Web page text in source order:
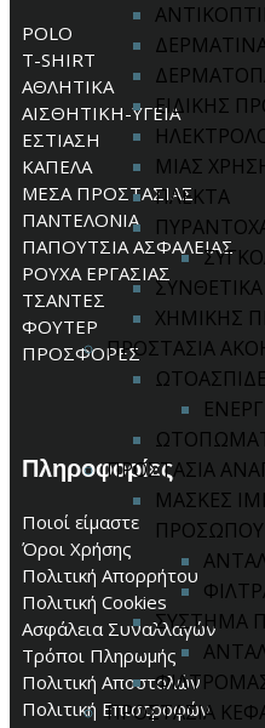
ΕΙΔΙΚΗΣ
ΜΙΑΣ
ΠΛΕΚΤΑ
ΣΥΝΘΕΤΙΚΑ
ΧΗΜΙΚΗΣ
ΠΡΟΣΤΑΣΙΑ
ΠΡΟΣΤΑΣΙΑ
ΜΑΣΚΕΣ
ΠΡΟΣΩΠΟΥ
ΣΥΣΤΗΜΑ
ΠΡΟΣΤΑΣΙΑ
POLO
T-SHIRT
ΑΘΛΗΤΙΚΑ
ΑΙΣΘΗΤΙΚΗ-ΥΓΕΙΑ
ΕΣΤΙΑΣΗ
ΚΑΠΕΛΑ
ΜΕΣΑ ΠΡΟΣΤΑΣΙΑΣ
ΠΑΝΤΕΛΟΝΙΑ
ΠΑΠΟΥΤΣΙΑ ΑΣΦΑΛΕΙΑΣ
ΡΟΥΧΑ ΕΡΓΑΣΙΑΣ
ΤΣΑΝΤΕΣ
ΦΟΥΤΕΡ
ΠΡΟΣΦΟΡΕΣ
Πληροφορίες
Ποιοί είμαστε
Όροι Χρήσης
Πολιτική Απορρήτου
Πολιτική Cookies
Ασφάλεια Συναλλαγών
Τρόποι Πληρωμής
Πολιτική Αποστολών
Πολιτική Επιστροφών